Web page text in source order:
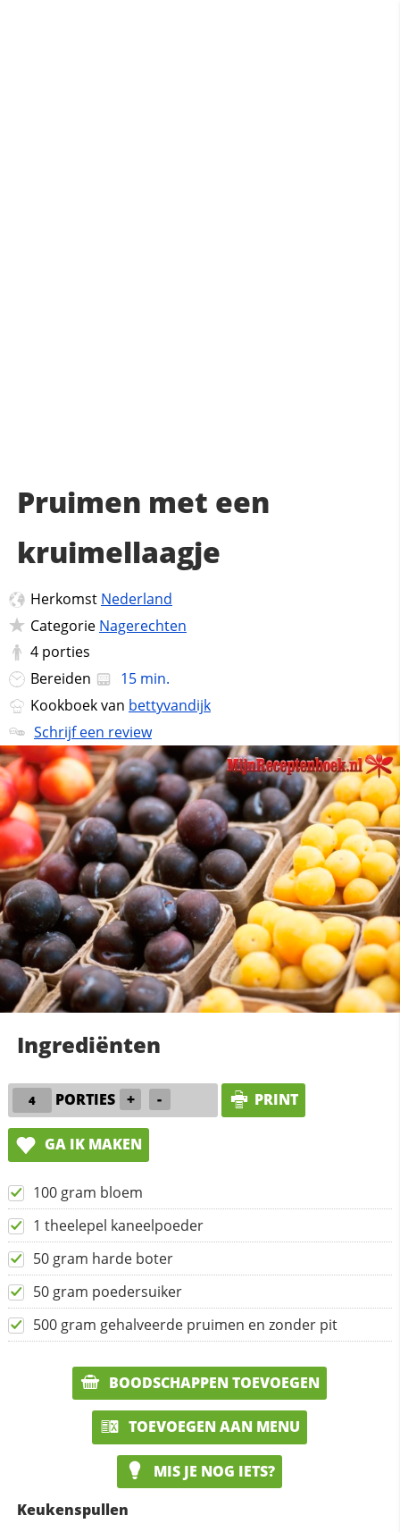
Pruimen met een
kruimellaagje
Herkomst Nederland
Categorie Nagerechten
4 porties
Bereiden
15 min.
Kookboek van bettyvandijk
Schrijf een review
Ingrediënten
PORTIES + - PRINT
GA IK MAKEN
100 gram bloem
1 theelepel kaneelpoeder
50 gram harde boter
50 gram poedersuiker
500 gram gehalveerde pruimen en zonder pit
BOODSCHAPPEN TOEVOEGEN
TOEVOEGEN AAN MENU
MIS JE NOG IETS?
Keukenspullen